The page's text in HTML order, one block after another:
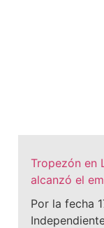
Tropezón en
alcanzó el
Por la fecha